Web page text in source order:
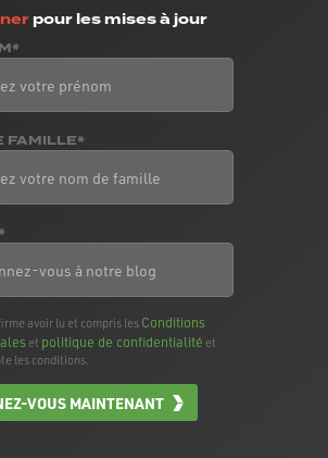
pour les mises à jour
FAMILLE*
avoir lu et compris les Conditions
et politique de confidentialité et
les conditions.
VOUS MAINTENANT